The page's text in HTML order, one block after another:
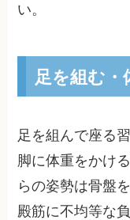
い。
足を組む
足を組んで座る
脚に体重をかけ
らの姿勢は骨盤
殿筋に不均等な